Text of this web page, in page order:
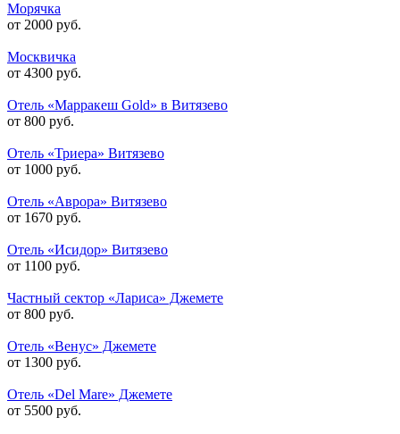
Морячка
от 2000 руб.
Москвичка
от 4300 руб.
Отель «Марракеш Gold» в Витязево
от 800 руб.
Отель «Триера» Витязево
от 1000 руб.
Отель «Аврора» Витязево
от 1670 руб.
Отель «Исидор» Витязево
от 1100 руб.
Частный сектор «Лариса» Джемете
от 800 руб.
Отель «Венус» Джемете
от 1300 руб.
Отель «Del Mare» Джемете
от 5500 руб.